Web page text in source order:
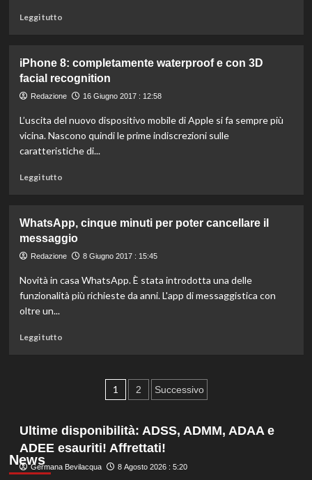
Leggi tuttoLeggi
Youtube
diventa
una
13enne
insegna
a
iPhone 8: completamente waterproof e con 3D
facial recognition
Redazione 16 Giugno 2017 : 12:58
L’uscita del nuovo dispositivo mobile di Apple si fa sempre più
vicina. Nascono quindi le prime indiscrezioni sulle
caratteristiche di...
Leggi tuttoLeggi
iPhone
8:
completamente
e
con
WhatsApp, cinque minuti per poter cancellare il
messaggio
Redazione 8 Giugno 2017 : 15:45
Novità in casa WhatsApp. È stata introdotta una delle
funzionalità più richieste da anni. L'app di messaggistica con
oltre un...
Leggi tuttoLeggi
per
poter
cancellare
il
Paginazione
articoli
1 2 Successivo
News
Ultime disponibilità: ADSS, ADMM, ADAA e
ADEE esauriti! Affrettati!
Germana Bevilacqua 8 Agosto 2026 : 5:20